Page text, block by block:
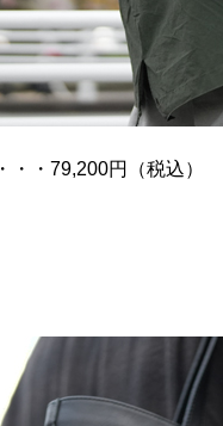
・・・79,200円（税込）